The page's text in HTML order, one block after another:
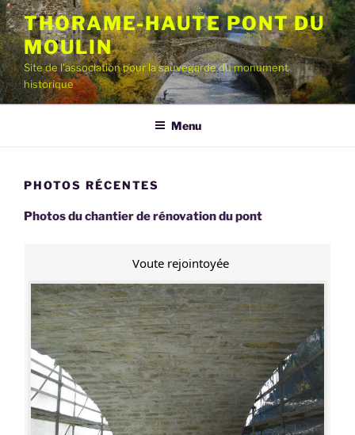
Aller
au
contenu
principal
THORAME-HAUTE PONT DU
MOULIN
Site de l'association pour la sauvegarde du monument
historique
Menu
PHOTOS RÉCENTES
Photos du chantier de rénovation du pont
Voute rejointoyée